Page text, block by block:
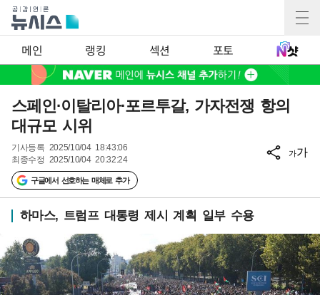
메인 랭킹 섹션 포토
스페인·이탈리아·포르투갈, 가자전쟁 항의
대규모 시위
기사등록 2025/10/04 18:43:06
최종수정 2025/10/04 20:32:24
구글에서 선호하는 매체로 추가
가가
하마스, 트럼프 대통령 제시 계획 일부 수용